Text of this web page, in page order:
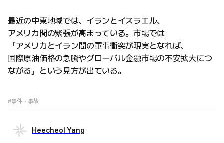
最近の中東地域では、イランとイスラエル、
アメリカ間の緊張が高まっている。市場では
「アメリカとイラン間の軍事衝突が現実となれば、
国際原油価格の急騰やグローバル金融市場の不安拡大につ
ながる」という見方が出ている。
#事件・事故
Heecheol Yang